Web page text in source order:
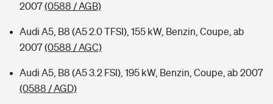
Kinderunfall-Check: Mehr Sicherheit für deine Kids
Typklassen: So ist Ihr Auto eingestuft
2007(0588 / AGB)
Audi A5, B8 (A5 2.0 TFSI), 155 kW, Benzin, Coupe, ab
2007(0588 / AGC)
Audi A5, B8 (A5 3.2 FSI), 195 kW, Benzin, Coupe, ab 2007
(0588 / AGD)